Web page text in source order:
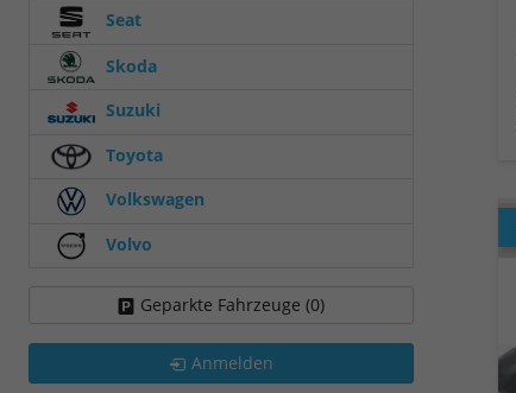
Seat
Skoda
Suzuki
Toyota
Volkswagen
Volvo
Geparkte Fahrzeuge (0)
Anmelden